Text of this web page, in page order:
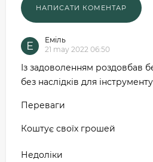
Е
Еміль
21 may 2022 06:50
Із задоволенням роздовбав
без наслідків для
Переваги
Коштує своїх грошей
Недоліки